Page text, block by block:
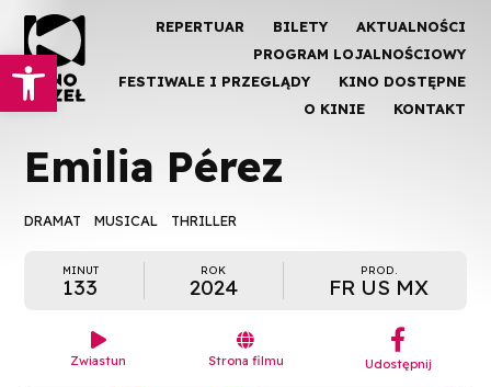
Otwórz pasek narzędzi
REPERTUAR BILETY
AKTUALNOŚCI
PROGRAM LOJALNOŚCIOWY
FESTIWALE I PRZEGLĄDY
KINO DOSTĘPNE
O KINIE
KONTAKT
Emilia Pérez
DRAMAT MUSICAL THRILLER
MINUT
133
ROK
2024
PROD.
FR US MX

Zwiastun

Strona filmu
︁
Udostępnij